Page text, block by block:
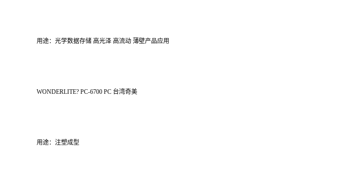
用途：光学数据存储 高光泽 高流动 薄壁产品应用
WONDERLITE? PC-6700 PC 台湾奇美
用途：注塑成型